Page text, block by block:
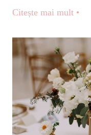
Citește mai mult •